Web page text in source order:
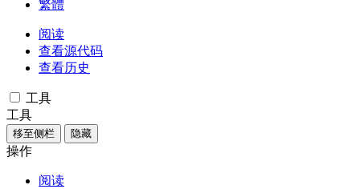
繁體
阅读
查看源代码
查看历史
工具
工具
移至侧栏 隐藏
操作
阅读